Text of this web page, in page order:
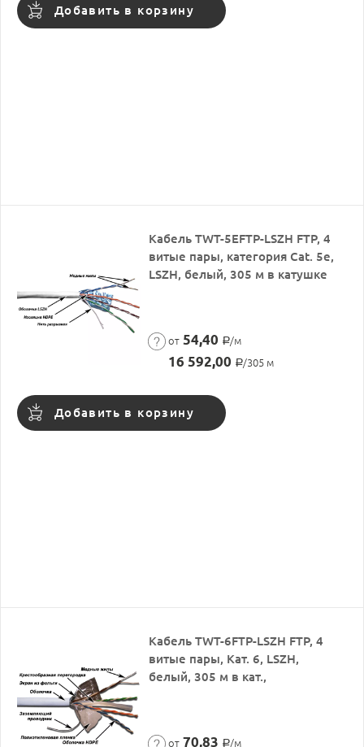
Добавить в корзину
Кабель TWT-5EFTP-LSZH FTP, 4
витые пары, категория Cat. 5e,
LSZH, белый, 305 м в катушке
от 54,40 Р/м
16 592,00 Р/305 м
Добавить в корзину
Кабель TWT-6FTP-LSZH FTP, 4
витые пары, Кат. 6, LSZH,
белый, 305 м в кат.,
от 70,83 Р/м